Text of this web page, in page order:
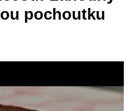
pochoutku